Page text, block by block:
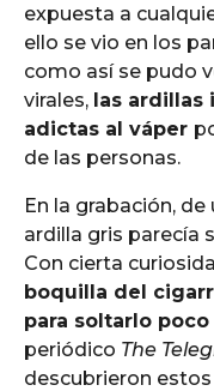
expuesta a
ello se vio en los
como así se pudo
virales, las ardillas
adictas al váper
de las personas.
En la grabación,
ardilla gris parecía
Con cierta
boquilla del
para soltarlo
periódico The
descubrieron